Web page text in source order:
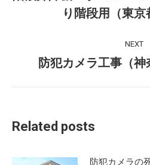
り階段用（東京
NEXT
防犯カメラ工事（神
Related posts
防犯カメラの